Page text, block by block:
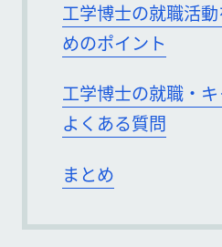
工学博士の就職活
めのポイント
工学博士の就職・
よくある質問
まとめ